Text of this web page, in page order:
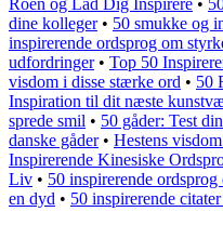
Roen og Lad Dig Inspirere •
dine kolleger• 50 smukke og
inspirerende ordsprog om
udfordringer• Top 50
visdom i disse stærke ord • 50
Inspiration til dit næste
sprede smil • 50 gåder: Test
danske gåder• Hestens
Inspirerende Kinesiske
Liv • 50 inspirerende
en dyd • 50 inspirerende